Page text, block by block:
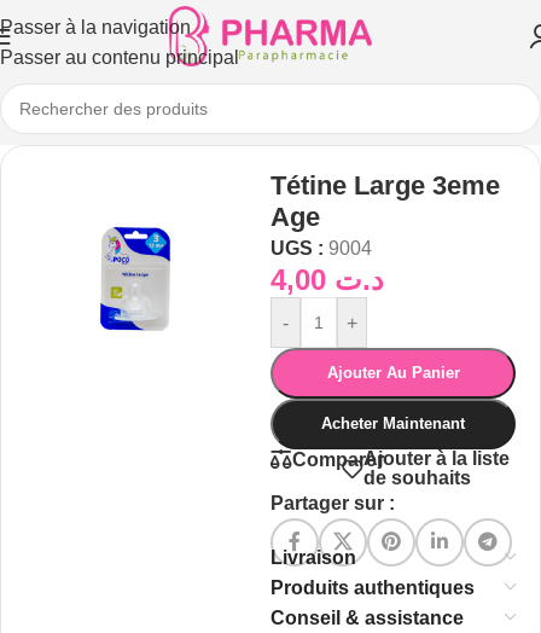
Passer à la navigation
Passer au contenu principal
Tétine Large 3eme
Age
UGS : 9004
د.ت
- +
Ajouter Au Panier
Acheter Maintenant
ComparerAjouter à la liste
de souhaits
Partager sur :
Livraison
Produits authentiques
Conseil & assistance